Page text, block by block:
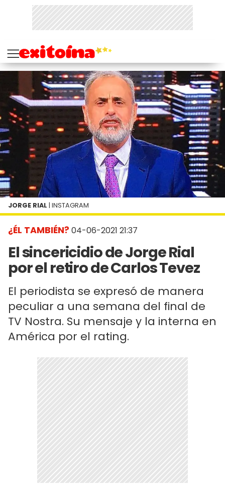
¿ÉL TAMBIÉN? 04-06-2021 21:37
El sincericidio de Jorge Rial
por el retiro de Carlos Tevez
El periodista se expresó de manera
peculiar a una semana del final de
TV Nostra. Su mensaje y la interna en
América por el rating.
JORGE RIAL | INSTAGRAM